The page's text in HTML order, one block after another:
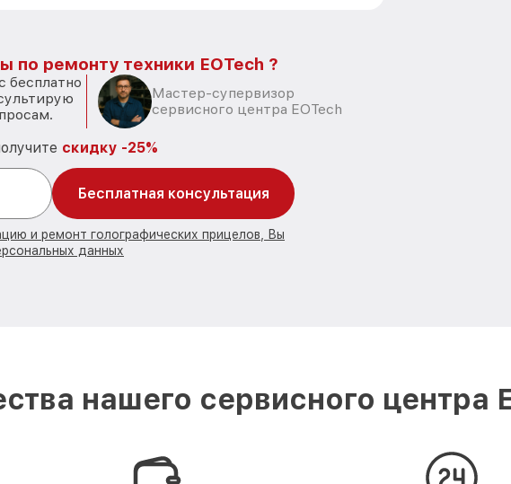
по ремонту техники EOTech ?
бесплатно
Мастер-супервизор
сервисного центра EOTech
скидку -25%
Бесплатная консультация
и ремонт голографических прицелов, Вы
данных
нашего сервисного центра